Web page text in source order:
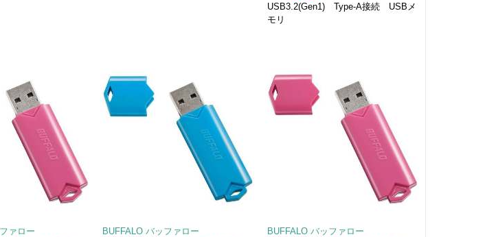
USB3.2(Gen1) Type-A接続 USBメ
モリ
ァロー
BUFFALO バッファロー
BUFFALO バッファロー